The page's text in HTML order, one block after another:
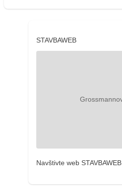
STAVBAWEB
Navštivte web STAVBAWEB